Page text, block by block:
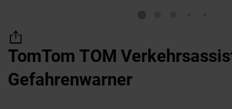
TomTom TOM
Gefahrenwarner